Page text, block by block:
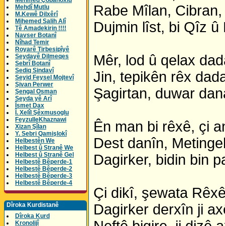
Mehdî Mutlu
M.Kewê Dilxêrî
Mihemed Salih Alî
Tê Amadekirin !!!!
Navser Botanî
Nîhad Temir
Royarê Tirbesipîyê
Seydayê Dilmeqes
Sebrî Botanî
Sediq Sindavî
Seyid Feysel Mojtevî
Şivan Perwer
Şengal Osman
Seyda yê Arî
Îsmet Dax
Î. Xelîl Şêxmusoglu
FeyzulleKhaznawi
Xizan Şîlan
Y. Sebri Qamişlokî
Helbestên We
Helbest û Stranê We
Helbest û Stranê Gel
Helbestê Bêperde-1
Helbestê Bêperde-2
Helbestê Bêperde-3
Helbestê Bêperde-4
Dîroka Kurdistanê
Dîroka Kurd
Kronolijî
Rabe Mîlan,
Dujmin lîst, bi Qîz û
Mêr, lod û qelax
Jin, tepikên rêx
Şagirtan, duwar
Ên man bi rêxê, çi
Dest danîn,
Dagirker, bidin bin
Çi dikî, şewata
Dagirker derxîn ji